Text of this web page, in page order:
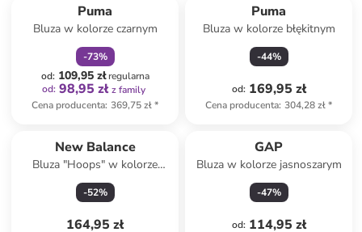
Puma
Bluza w kolorze czarnym
-73%
od: 109,95 złregularna
od: 98,95 zł z family
Cena producenta: 369,75 zł*
Puma
Bluza w kolorze błękitnym
-44%
od: 169,95 zł
Cena producenta: 304,28 zł*
New Balance
Bluza "Hoops" w kolorze
zielonym
-52%
164,95 zł
GAP
Bluza w kolorze jasnoszarym
-47%
od: 114,95 zł